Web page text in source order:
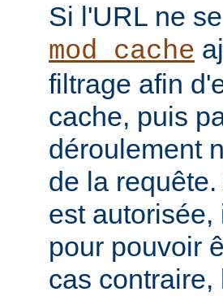
Si l'URL ne
mod_cache
filtrage afin
cache, puis
déroulement
de la
est
pour pouvoir
cas